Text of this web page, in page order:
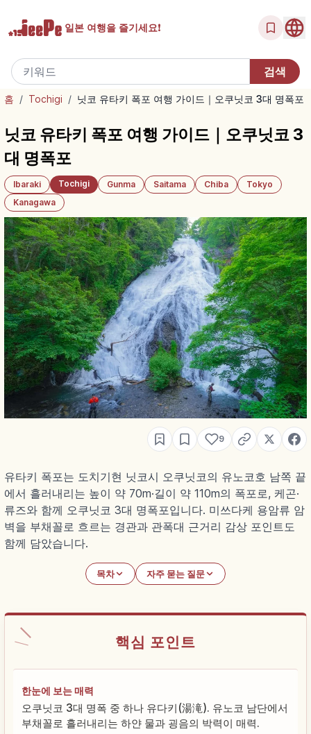
일본 여행을 즐기세요!
홈 / Tochigi / 닛코 유타키 폭포 여행 가이드｜오쿠닛코 3대 명폭포
닛코 유타키 폭포 여행 가이드｜오쿠닛코 3
대 명폭포
Ibaraki Tochigi Gunma Saitama Chiba
Tokyo
Kanagawa
9
유타키 폭포는 도치기현 닛코시 오쿠닛코의 유노코호 남쪽 끝
에서 흘러내리는 높이 약 70m·길이 약 110m의 폭포로, 케곤·
류즈와 함께 오쿠닛코 3대 명폭포입니다. 미쓰다케 용암류 암
벽을 부채꼴로 흐르는 경관과 관폭대 근거리 감상 포인트도
함께 담았습니다.
목차 자주 묻는 질문
핵심 포인트
한눈에 보는 매력
오쿠닛코 3대 명폭 중 하나 유다키(湯滝). 유노코 남단에서
부채꼴로 흘러내리는 하얀 물과 굉음의 박력이 매력.